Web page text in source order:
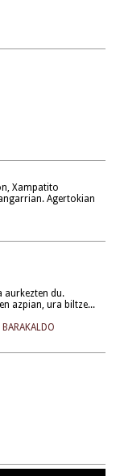
Xampatito
Agertokian
aurkezten du.
azpian, ura biltze...